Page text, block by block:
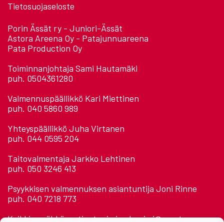
Tietosuojaseloste
Porin Ässät ry - Juniori-Ässät
Astora Areena Oy - Patajunnuareena
Pata Production Oy
Toiminnanjohtaja Sami Hautamäki
puh. 0504361280
Valmennuspäällikkö Kari Miettinen
puh. 040 5860 989
Yhteyspäällikkö Juha Virtanen
puh. 044 0595 204
Taitovalmentaja Jarkko Lehtinen
puh. 050 3246 413
Psyykkisen valmennuksen asiantuntija Joni Rinne
puh. 040 7218 773
Kaikkien sähköposti: etunimi.sukunimi@assat.com